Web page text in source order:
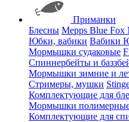
Приманки
Блесны Mepps Blue Fox
Юбки, вабики Вабики
Мормышки судаковые
Спиннербейты и
Мормышки зимние и
Стримеры, мушки
Комплектующие для
Мормышки
Комплектующие для